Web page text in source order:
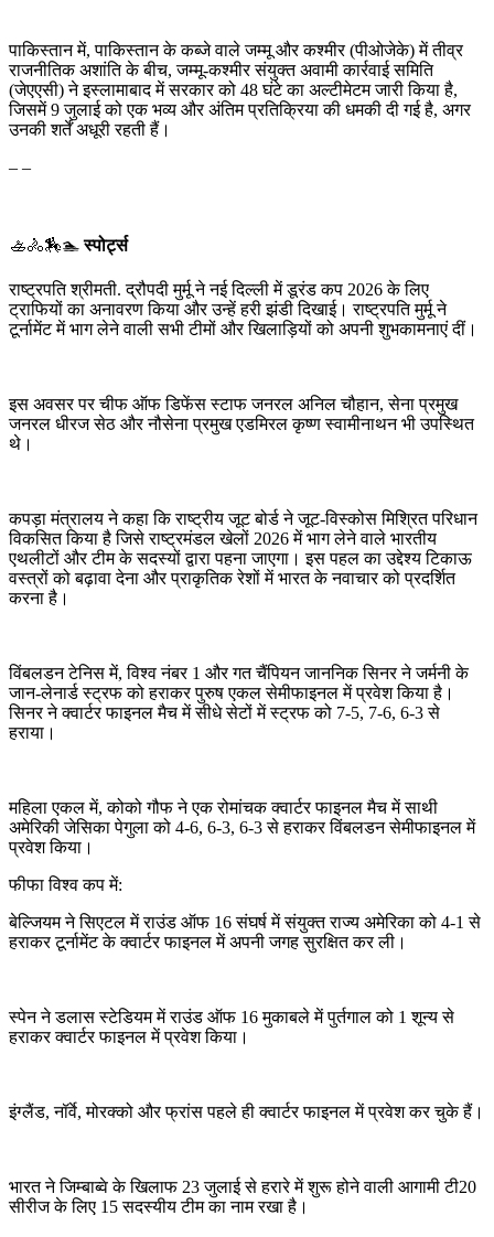
पाकिस्तान में, पाकिस्तान के कब्जे वाले जम्मू और कश्मीर (पीओजेके) में तीव्र
राजनीतिक अशांति के बीच, जम्मू-कश्मीर संयुक्त अवामी कार्रवाई समिति
(जेएएसी) ने इस्लामाबाद में सरकार को 48 घंटे का अल्टीमेटम जारी किया है,
जिसमें 9 जुलाई को एक भव्य और अंतिम प्रतिक्रिया की धमकी दी गई है, अगर
उनकी शर्तें अधूरी रहती हैं।
– –
🚣🚴🏇🏊स्पोर्ट्स
राष्ट्रपति श्रीमती. द्रौपदी मुर्मू ने नई दिल्ली में डूरंड कप 2026 के लिए
ट्राफियों का अनावरण किया और उन्हें हरी झंडी दिखाई। राष्ट्रपति मुर्मू ने
टूर्नामेंट में भाग लेने वाली सभी टीमों और खिलाड़ियों को अपनी शुभकामनाएं दीं।
इस अवसर पर चीफ ऑफ डिफेंस स्टाफ जनरल अनिल चौहान, सेना प्रमुख
जनरल धीरज सेठ और नौसेना प्रमुख एडमिरल कृष्ण स्वामीनाथन भी उपस्थित
थे।
कपड़ा मंत्रालय ने कहा कि राष्ट्रीय जूट बोर्ड ने जूट-विस्कोस मिश्रित परिधान
विकसित किया है जिसे राष्ट्रमंडल खेलों 2026 में भाग लेने वाले भारतीय
एथलीटों और टीम के सदस्यों द्वारा पहना जाएगा। इस पहल का उद्देश्य टिकाऊ
वस्त्रों को बढ़ावा देना और प्राकृतिक रेशों में भारत के नवाचार को प्रदर्शित
करना है।
विंबलडन टेनिस में, विश्व नंबर 1 और गत चैंपियन जाननिक सिनर ने जर्मनी के
जान-लेनार्ड स्ट्रफ को हराकर पुरुष एकल सेमीफाइनल में प्रवेश किया है।
सिनर ने क्वार्टर फाइनल मैच में सीधे सेटों में स्ट्रफ को 7-5, 7-6, 6-3 से
हराया।
महिला एकल में, कोको गौफ ने एक रोमांचक क्वार्टर फाइनल मैच में साथी
अमेरिकी जेसिका पेगुला को 4-6, 6-3, 6-3 से हराकर विंबलडन सेमीफाइनल में
प्रवेश किया।
फीफा विश्व कप में:
बेल्जियम ने सिएटल में राउंड ऑफ 16 संघर्ष में संयुक्त राज्य अमेरिका को 4-1 से
हराकर टूर्नामेंट के क्वार्टर फाइनल में अपनी जगह सुरक्षित कर ली।
स्पेन ने डलास स्टेडियम में राउंड ऑफ 16 मुकाबले में पुर्तगाल को 1 शून्य से
हराकर क्वार्टर फाइनल में प्रवेश किया।
इंग्लैंड, नॉर्वे, मोरक्को और फ्रांस पहले ही क्वार्टर फाइनल में प्रवेश कर चुके हैं।
भारत ने जिम्बाब्वे के खिलाफ 23 जुलाई से हरारे में शुरू होने वाली आगामी टी20
सीरीज के लिए 15 सदस्यीय टीम का नाम रखा है।